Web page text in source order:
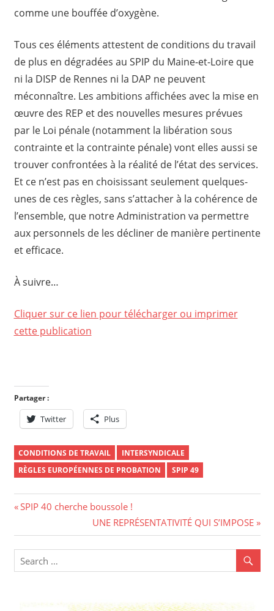
comme une bouffée d’oxygène.
Tous ces éléments attestent de conditions du travail
de plus en dégradées au SPIP du Maine-et-Loire que
ni la DISP de Rennes ni la DAP ne peuvent
méconnaître. Les ambitions affichées avec la mise en
œuvre des REP et des nouvelles mesures prévues
par le Loi pénale (notamment la libération sous
contrainte et la contrainte pénale) vont elles aussi se
trouver confrontées à la réalité de l’état des services.
Et ce n’est pas en choisissant seulement quelques-
unes de ces règles, sans s’attacher à la cohérence de
l’ensemble, que notre Administration va permettre
aux personnels de les décliner de manière pertinente
et efficace.
À suivre…
Cliquer sur ce lien pour télécharger ou imprimer
cette publication
Partager :
Twitter Plus
CONDITIONS DE TRAVAIL
INTERSYNDICALE
RÈGLES EUROPÉENNES DE PROBATION
SPIP 49
Navigation
de
l’article
Previous
SPIP 40 cherche boussole !
Next
Post:
UNE REPRÉSENTATIVITÉ QUI S’IMPOSE